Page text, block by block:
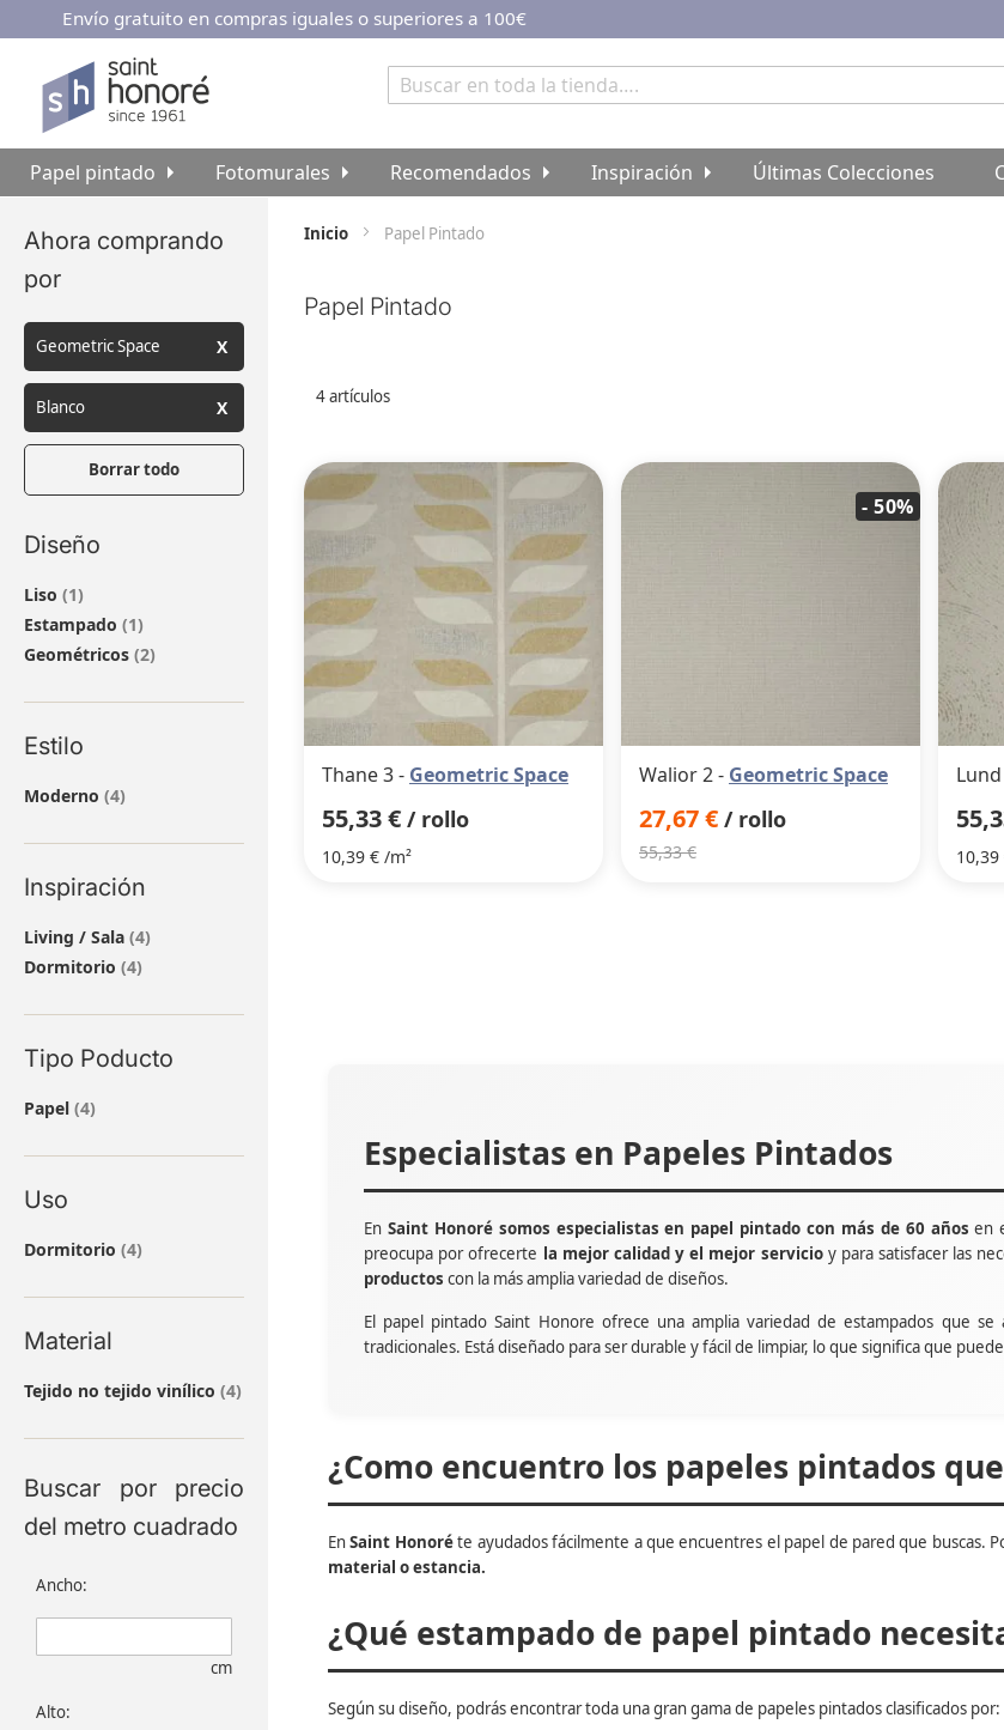
Ir
contenido
Envío gratuito en compras iguales o superiores a 100€
Papel pintado Fotomurales Recomendados Inspiración Últimas Colecciones
Inicio Papel Pintado
Papel Pintado
4artículos
Thane 3 - Geometric Space
55,33 € / rollo
10,39 € /m²
- 50%
Walior 2 - Geometric Space
27,67 €
55,33 €
/ rollo
10,39
Especialistas en Papeles Pintados
En Saint Honoré somos especialistas en papel pintado con más de 60 años en
preocupa por ofrecerte la mejor calidad y el mejor servicioy para satisfacer las
productos con la más amplia variedad de diseños.
El papel pintado Saint Honore ofrece una amplia variedad de estampados que
tradicionales. Está diseñado para ser durable y fácil de limpiar, lo que significa que
¿Como encuentro los papeles pintados
EnSaint Honoréte ayudados fácilmente a que encuentres el papel de pared que buscas.
material o estancia.
¿Qué estampado de papel pintado
Según su diseño, podrás encontrar toda una gran gama de papeles pintados clasificados por:
Buscar por precio
del metro cuadrado
Ancho:
cm
Alto:
Ahora comprando
por
Geometric Space
Blanco
Borrar todo
Diseño
Liso 1artículo
Estampado 1artículo
Geométricos 2artículos
Estilo
Moderno 4artículos
Inspiración
Living / Sala 4artículos
Dormitorio 4artículos
Tipo Poducto
Papel 4artículos
Uso
Dormitorio 4artículos
Material
Tejido no tejido vinílico 4artículos